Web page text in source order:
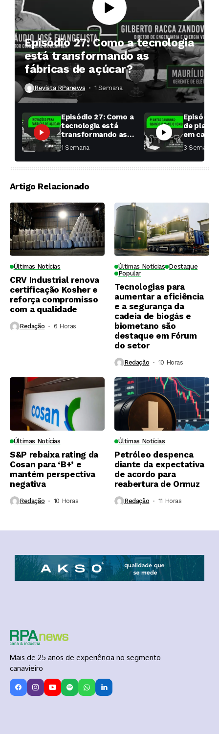
Episódio 27: Como a tecnologia
está transformando as
fábricas de açúcar?
Revista RPanews 1 Semana ⁮
Episódio 27: Como a
tecnologia está
transformando as
fábricas de açúcar?
1 Semana ⁮
Episódio
de
em cana:
começar
toda a
3 Semanas ⁮
Artigo Relacionado
Últimas Notícias
CRV Industrial renova
certificação Kosher e
reforça compromisso
com a qualidade
Redação 6 Horas ⁮
Últimas Notícias Destaque
Popular
Tecnologias para
aumentar a eficiência
e a segurança da
cadeia de biogás e
biometano são
destaque em Fórum
do setor
Redação 10 Horas ⁮
Últimas Notícias
S&P rebaixa rating da
Cosan para ‘B+’ e
mantém perspectiva
negativa
Redação 10 Horas ⁮
Últimas Notícias
Petróleo despenca
diante da expectativa
de acordo para
reabertura de Ormuz
Redação 11 Horas ⁮
Mais de 25 anos de experiência no segmento
canavieiro